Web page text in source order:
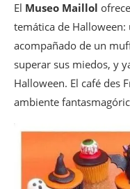
El Museo Maillol
temática de Halloween:
acompañado de un
superar sus miedos, y
Halloween. El café des
ambiente